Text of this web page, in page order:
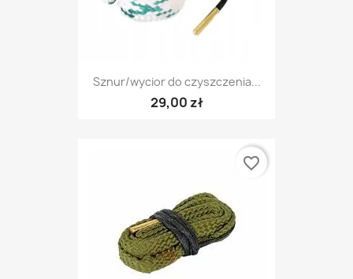
Sznur/wycior do czyszczenia...
29,00 zł
favorite_border